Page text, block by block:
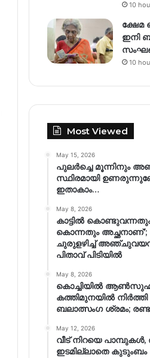
10
ഇനി
10
Most Viewed
May 15, 2026
പുലർച്ചെ മൂന്നിനും
സ്ഥിരമായി
ഇതാകാം…
May 8, 2026
കാട്ടിൽ
കൊന്നതും
ചുരുളഴിച്ച്
പിതാവ് പിടിയിൽ
May 8, 2026
കൊച്ചിയിൽ
കത്തിമുനയിൽ
ബലാത്സംഗ​ ശ്രമം;
May 12, 2026
വീട് നിറയെ
ഇടമില്ലാതെ കുടുംബം